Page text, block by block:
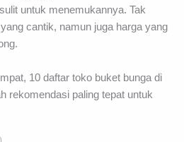
untuk menemukannya. Tak
cantik, namun juga harga yang
10 daftar toko buket bunga di
rekomendasi paling tepat untuk